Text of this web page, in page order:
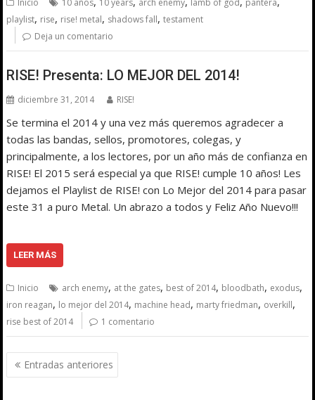
Inicio 10 años 10 years arch enemy lamb of god pantera
playlist, rise, rise! metal, shadows fall,testament
Deja un comentario
RISE! Presenta: LO MEJOR DEL 2014!
diciembre 31, 2014 RISE!
Se termina el 2014 y una vez más queremos agradecer a
todas las bandas, sellos, promotores, colegas, y
principalmente, a los lectores, por un año más de confianza en
RISE! El 2015 será especial ya que RISE! cumple 10 años! Les
dejamos el Playlist de RISE! con Lo Mejor del 2014 para pasar
este 31 a puro Metal. Un abrazo a todos y Feliz Año Nuevo!!!
LEER MÁS
Inicio arch enemy, at the gates, best of 2014, bloodbath, exodus,
iron reagan, lo mejor del 2014, machine head, marty friedman, overkill,
rise best of 2014 1 comentario
Navegación
de
Entradas anteriores